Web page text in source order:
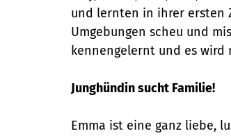
und lernten in ihrer ersten
Umgebungen scheu und
kennengelernt und es
Junghündin sucht Familie!
Emma ist eine ganz liebe,